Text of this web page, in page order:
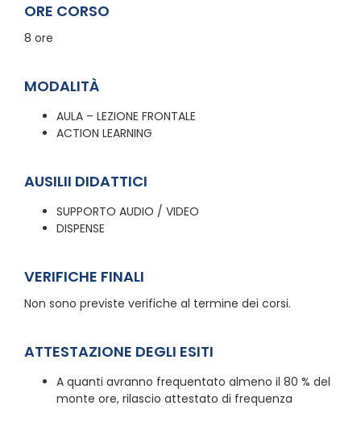
ORE CORSO
8 ore
MODALITÀ
AULA – LEZIONE FRONTALE
ACTION LEARNING
AUSILII DIDATTICI
SUPPORTO AUDIO / VIDEO
DISPENSE
VERIFICHE FINALI
Non sono previste verifiche al termine dei corsi.
ATTESTAZIONE DEGLI ESITI
A quanti avranno frequentato almeno il 80 % del
monte ore, rilascio attestato di frequenza